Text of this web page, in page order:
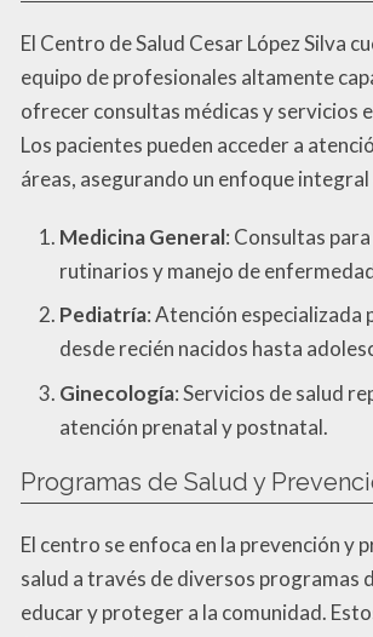
El Centro de Salud Cesar López Silva
equipo de profesionales altamente
ofrecer consultas médicas y servicios
Los pacientes pueden acceder a
áreas, asegurando un enfoque integral
Medicina General: Consultas
rutinarios y manejo de
Pediatría: Atención especializada
desde recién nacidos hasta
Ginecología: Servicios de salud
atención prenatal y postnatal.
Programas de Salud y
El centro se enfoca en la prevención y
salud a través de diversos programas
educar y proteger a la comunidad.